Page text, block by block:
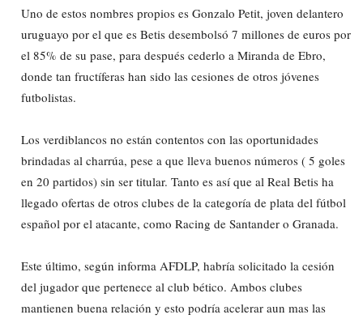
Uno de estos nombres propios es Gonzalo Petit, joven delantero
uruguayo por el que es Betis desembolsó 7 millones de euros por
el 85% de su pase, para después cederlo a Miranda de Ebro,
donde tan fructíferas han sido las cesiones de otros jóvenes
futbolistas.
Los verdiblancos no están contentos con las oportunidades
brindadas al charrúa, pese a que lleva buenos números ( 5 goles
en 20 partidos) sin ser titular. Tanto es así que al Real Betis ha
llegado ofertas de otros clubes de la categoría de plata del fútbol
español por el atacante, como Racing de Santander o Granada.
Este último, según informa AFDLP, habría solicitado la cesión
del jugador que pertenece al club bético. Ambos clubes
mantienen buena relación y esto podría acelerar aun mas las